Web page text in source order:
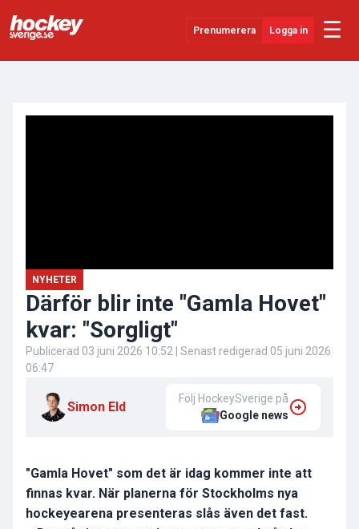
Prenumerera Logga in ☰
NYHETER
Därför blir inte "Gamla Hovet"
kvar: "Sorgligt"
Publicerad 03 juni 2026 10:52 | Senast redigerad 05 juni 2026
06:47
Simon Eld
Följ HockeySverige på
Google news
"Gamla Hovet" som det är idag kommer inte att
finnas kvar. När planerna för Stockholms nya
hockeyearena presenteras slås även det fast.